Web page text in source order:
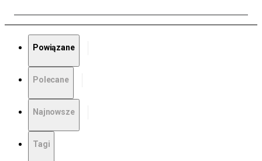
Powiązane
Polecane
Najnowsze
Tagi